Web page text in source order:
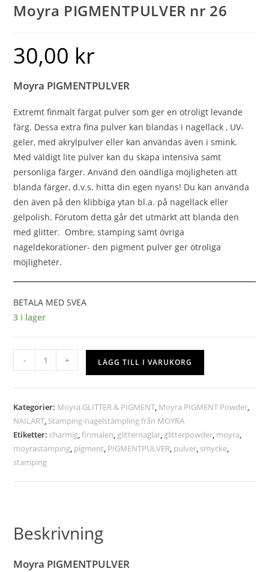
Moyra PIGMENTPULVER nr 26
30,00 kr
Moyra PIGMENTPULVER
Extremt finmalt färgat pulver som ger en otroligt levande
färg. Dessa extra fina pulver kan blandas i nagellack , UV-
geler, med akrylpulver eller kan användas även i smink.
Med väldigt lite pulver kan du skapa intensiva samt
personliga färger. Använd den oändliga möjligheten att
blanda färger, d.v.s. hitta din egen nyans! Du kan använda
den även på den klibbiga ytan bl.a. på nagellack eller
gelpolish. Förutom detta går det utmärkt att blanda den
med glitter. Ombre, stamping samt övriga
nageldekorationer- den pigment pulver ger otroliga
möjligheter.
BETALA MED SVEA
3 i lager
- + LÄGG TILL I VARUKORG
Kategorier: Moyra GLITTER & PIGMENT, Moyra PIGMENT Powder,
NAILART, Stamping-nagelstämpling från MOYRA
Etiketter: charmig,finmalen, glitternaglar, glitterpowder, moyra,
moyrastamping, pigment, PIGMENTPULVER, pulver, smycke,
stamping
Beskrivning
Moyra PIGMENTPULVER